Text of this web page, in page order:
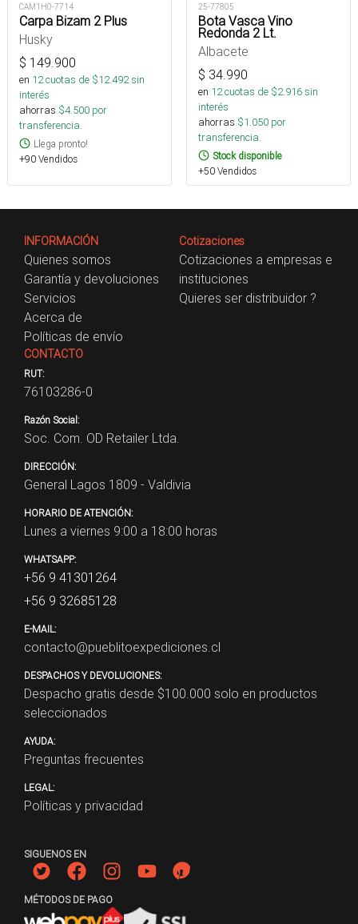
CAM1H0-7714
Carpa Bizam 2 Plus
Husky
$ 149.900
en 12cuotas de $12.492sin
interés
ahorras $4.500 por
transferencia.
Llega pronto!
+90 Vendidos
25-77805
Bota Vasca Vino
Redonda 2 Lt.
Albacete
$ 34.990
en 12cuotas de $2.916sin
interés
ahorras $1.050 por
transferencia.
Stock disponible
+50 Vendidos
INFORMACIÓN
Quienes somos
Garantía y devoluciones
Servicios
Acerca de
Políticas de envío
Cotizaciones
Cotizaciones a empresas e
instituciones
Quieres ser distribuidor ?
CONTACTO
RUT:
76103286-0
Razón Social:
Soc. Com. OD Retailer Ltda.
DIRECCIÓN:
General Lagos 1809 - Valdivia
HORARIO DE ATENCIÓN:
Lunes a viernes 9:00 a 18:00 horas
WHATSAPP:
+56 9 41301264
+56 9 32685128
E-MAIL:
contacto@pueblitoexpediciones.cl
DESPACHOS Y DEVOLUCIONES:
Despacho gratis desde $100.000 solo en productos
seleccionados
AYUDA:
Preguntas frecuentes
LEGAL:
Políticas y privacidad
SIGUENOS EN
MÉTODOS DE PAGO